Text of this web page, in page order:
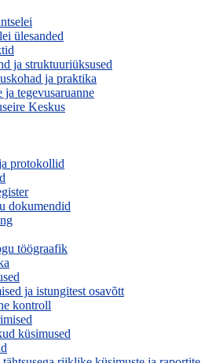
ülesanded
ja struktuuriüksused
ja praktika
ja tegevusaruanne
Keskus
protokollid
dokumendid
töögraafik
ja istungitest osavõtt
kontroll
küsimused